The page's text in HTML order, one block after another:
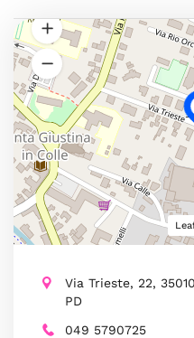
Via Trieste, 22,
PD
049 5790725